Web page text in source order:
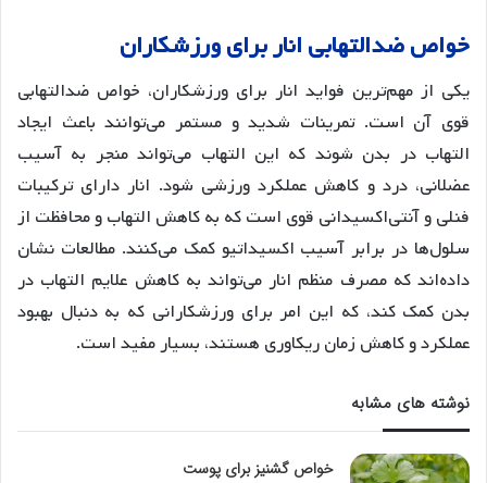
خواص ضدالتهابی انار برای ورزشکاران
یکی از مهم‌ترین فواید انار برای ورزشکاران، خواص ضدالتهابی
قوی آن است. تمرینات شدید و مستمر می‌توانند باعث ایجاد
التهاب در بدن شوند که این التهاب می‌تواند منجر به آسیب
عضلانی، درد و کاهش عملکرد ورزشی شود. انار دارای ترکیبات
فنلی و آنتی‌اکسیدانی قوی است که به کاهش التهاب و محافظت از
سلول‌ها در برابر آسیب اکسیداتیو کمک می‌کنند. مطالعات نشان
داده‌اند که مصرف منظم انار می‌تواند به کاهش علایم التهاب در
بدن کمک کند، که این امر برای ورزشکارانی که به دنبال بهبود
عملکرد و کاهش زمان ریکاوری هستند، بسیار مفید است.
نوشته های مشابه
خواص گشنیز برای پوست